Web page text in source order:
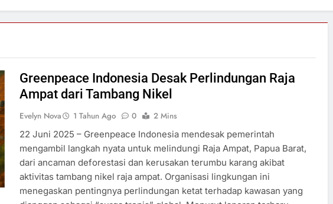
Greenpeace Indonesia Desak Perlindungan Raja
Ampat dari Tambang Nikel
Evelyn Nova 1 Tahun Ago 0
2 Mins
22 Juni 2025 – Greenpeace Indonesia mendesak pemerintah
mengambil langkah nyata untuk melindungi Raja Ampat, Papua Barat,
dari ancaman deforestasi dan kerusakan terumbu karang akibat
aktivitas tambang nikel raja ampat. Organisasi lingkungan ini
menegaskan pentingnya perlindungan ketat terhadap kawasan yang